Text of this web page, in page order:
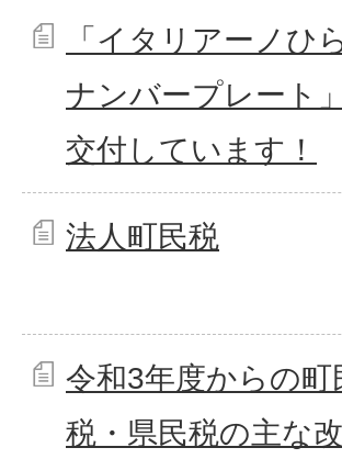
「イタリアーノひ
ナンバープレート
交付しています！
法人町民税
令和3年度からの町
税・県民税の主な